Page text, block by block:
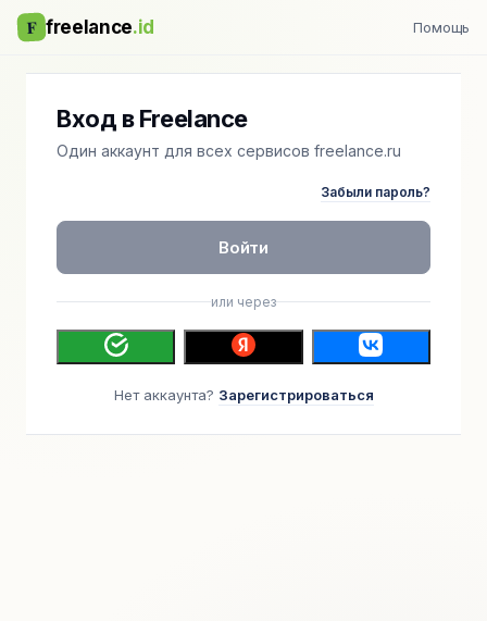
F freelance.id Помощь
Вход в Freelance
Один аккаунт для всех сервисов freelance.ru
Забыли пароль?
Войти
или через
Нет аккаунта? Зарегистрироваться